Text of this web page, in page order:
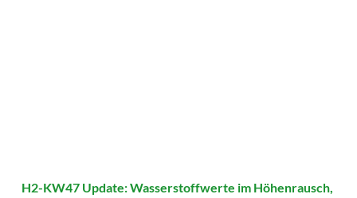
H2-KW47 Update: Wasserstoffwerte im Höhenrausch,